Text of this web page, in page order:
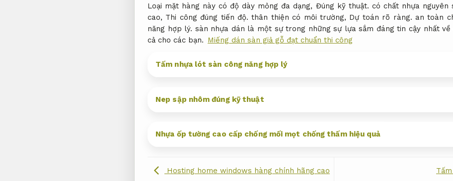
Loại mặt hàng này có độ dày mỏng đa dạng, Đúng kỹ thuật. có chất nhựa nguyên
cao, Thi công đúng tiến độ. thân thiện có môi trường, Dự toán rõ ràng. an toàn
năng hợp lý. sàn nhựa dán là một sự trong những sự lựa sắm đáng tin cậy nhất về
cả cho các bạn. Miếng dán sàn giả gỗ đạt chuẩn thi công
Tấm nhựa lót sàn công năng hợp lý
Nep sập nhôm đúng kỹ thuật
Nhựa ốp tường cao cấp chống mối mọt chống thấm hiệu quả
Hosting home windows hàng chính hãng cao